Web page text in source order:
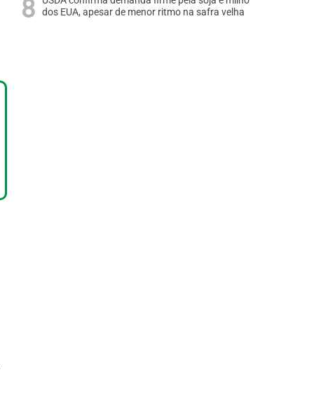
dos EUA, apesar de menor ritmo na safra velha